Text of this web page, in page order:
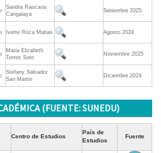
Sandra Raucana
Cangalaya
Setiembre 2025
Ivette Roca Matias Agosto 2024
Maria Elizabeth
Torres Soto
Noviembre 2025
Stefany Salvador
San Martin
Diciembre 2024
(FUENTE: SUNEDU)
Centro de Estudios
País de
Estudios
Fuente